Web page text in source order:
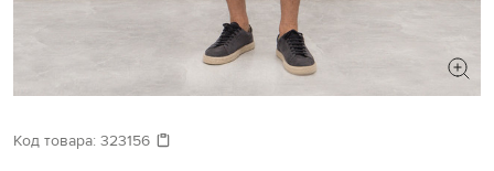
Давайте подберем что-то еще
Код товара: 323156